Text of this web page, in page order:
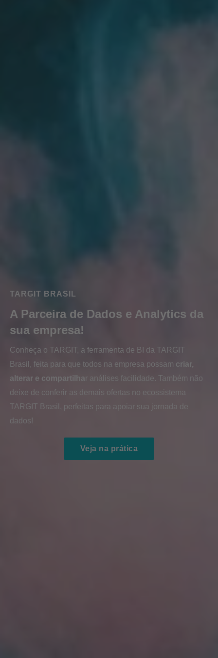
TARGIT BRASIL
A Parceira de Dados e Analytics da
sua empresa!
Conheça o TARGIT, a ferramenta de BI da TARGIT
Brasil, feita para que todos na empresa possam criar,
alterar e compartilhar análises facilidade. Também não
deixe de conferir as demais ofertas no ecossistema
TARGIT Brasil, perfeitas para apoiar sua jornada de
dados!
Veja na prática